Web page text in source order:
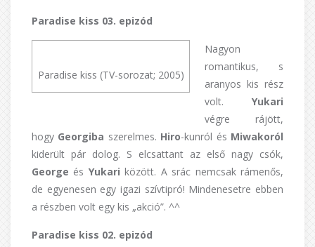
Paradise kiss 03. epizód
Paradise kiss (TV-sorozat; 2005)
Nagyon
romantikus, s
aranyos kis rész
volt. Yukari
végre rájött,
hogy Georgiba szerelmes. Hiro-kunról és Miwakoról
kiderült pár dolog. S elcsattant az első nagy csók,
George és Yukariközött. A srác nemcsak rámenős,
de egyenesen egy igazi szívtipró! Mindenesetre ebben
a részben volt egy kis „akció”. ^^
Paradise kiss 02. epizód